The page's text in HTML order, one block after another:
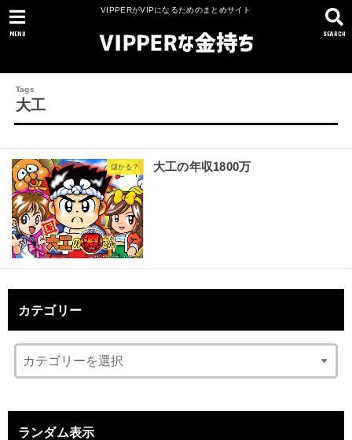
VIPPERがVIPになるためのまとめサイト
SEARCH
MENU
大工
儲かる？ 大工の年収1800万
カテゴリー
ランダム表示